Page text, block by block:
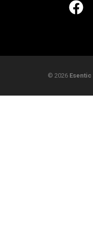
© 2026 Esentic